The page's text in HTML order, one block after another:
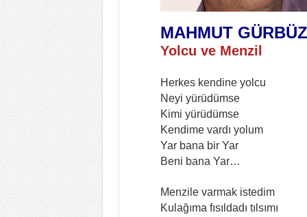
MAHMUT GÜRBÜZ
Yolcu ve Menzil
Herkes kendine yolcu
Neyi yürüdümse
Kimi yürüdümse
Kendime vardı yolum
Yar bana bir Yar
Beni bana Yar…
Menzile varmak istedim
Kulağıma fısıldadı tılsımı